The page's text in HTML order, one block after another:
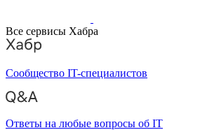
Все сервисы Хабра
Сообщество IT-специалистов
Ответы на любые вопросы об IT